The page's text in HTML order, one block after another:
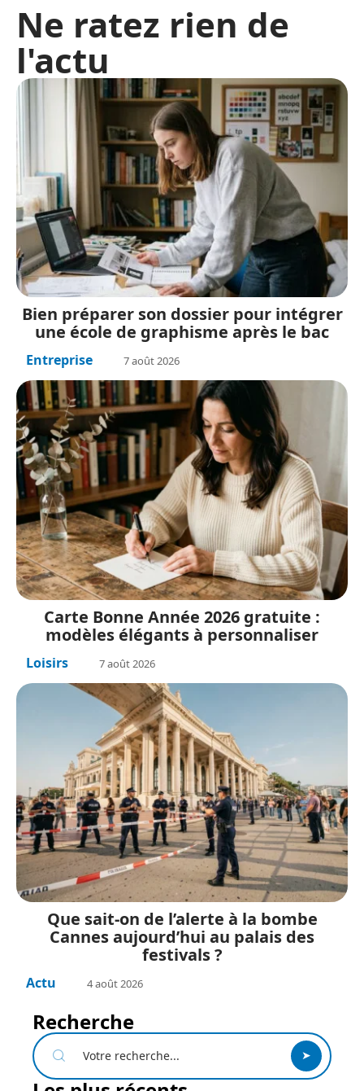
Ne ratez rien de
l'actu
Bien préparer son dossier pour intégrer
une école de graphisme après le bac
Entreprise 7 août 2026
Carte Bonne Année 2026 gratuite :
modèles élégants à personnaliser
Loisirs 7 août 2026
Que sait-on de l’alerte à la bombe
Cannes aujourd’hui au palais des
festivals ?
Actu 4 août 2026
Recherche